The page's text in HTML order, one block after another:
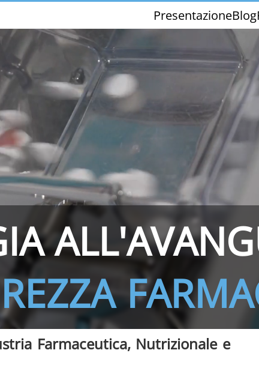
PresentazioneBlog
FFV THS/PH21ET
FFV THS/PH21N-D25
THS/G21
Farmaceutica, Nutrizionale e